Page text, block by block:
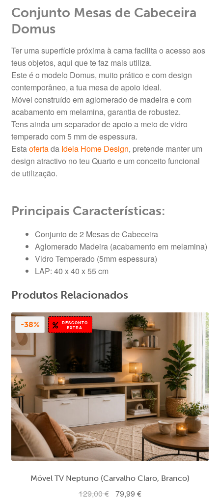
Conjunto Mesas de Cabeceira
Domus
Ter uma superfície próxima à cama facilita o acesso aos
teus objetos, aqui que te faz mais utiliza.
Este é o modelo Domus, muito prático e com design
contemporâneo, a tua mesa de apoio ideal.
Móvel construído em aglomerado de madeira e com
acabamento em melamina, garantia de robustez.
Tens ainda um separador de apoio a meio de vidro
temperado com 5 mm de espessura.
Estaofertada Ideia Home Design, pretende manter um
design atractivo no teu Quarto e um conceito funcional
de utilização.
Principais Características:
Conjunto de 2 Mesas de Cabeceira
Aglomerado Madeira (acabamento em melamina)
Vidro Temperado (5mm espessura)
LAP: 40 x 40 x 55 cm
Produtos Relacionados
DESCONTO
EXTRA
Móvel TV Neptuno (Carvalho Claro, Branco)
-38%
129,00€ O79,99€O